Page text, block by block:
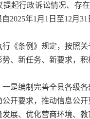
起行政诉讼情况、存
2025年1月1日至12月31
行《条例》规定，按照
、新任务、新要求，
一是编制完善全县各级
开要求，推动信息公
展、优化营商环境、